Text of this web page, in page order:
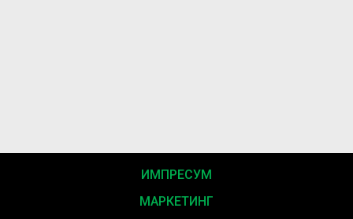
ИМПРЕСУМ
МАРКЕТИНГ